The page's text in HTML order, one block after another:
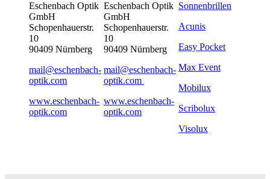
Eschenbach Optik
GmbH
Schopenhauerstr.
10
90409 Nürnberg
mail@eschenbach-
optik.com
www.eschenbach-
optik.com
Eschenbach Optik
GmbH
Schopenhauerstr.
10
90409 Nürnberg
mail@eschenbach-
optik.com
www.eschenbach-
optik.com
Sonnenbrillen
Acunis
Easy Pocket
Max Event
Mobilux
Scribolux
Visolux